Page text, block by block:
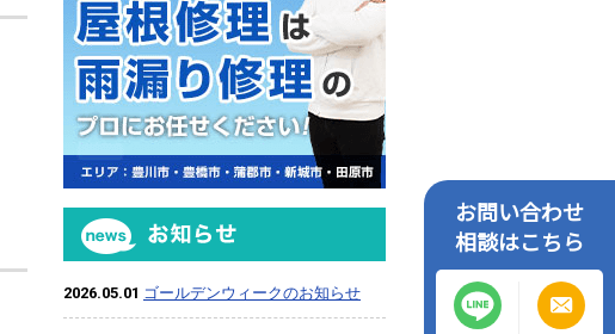
お知らせ
2026.05.01 ゴールデンウィークのお知らせ
お問い合わせ
相談はこちら